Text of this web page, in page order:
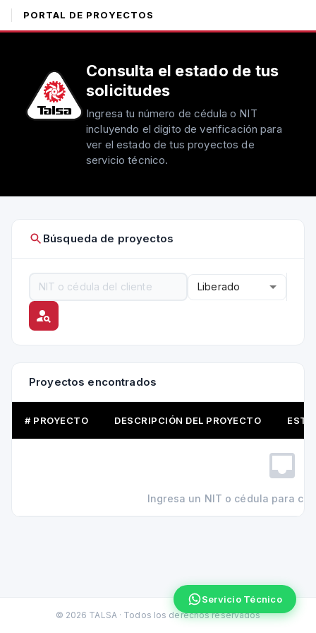
PORTAL DE PROYECTOS
Consulta el estado de tus
solicitudes
Ingresa tu número de cédula o NIT
incluyendo el dígito de verificación para
ver el estado de tus proyectos de
servicio técnico.
Búsqueda de proyectos
Liberado
Proyectos encontrados
# PROYECTO DESCRIPCIÓN DEL PROYECTO
Ingresa un NIT o cédula para
Servicio Técnico
© 2026 TALSA · Todos los derechos reservados